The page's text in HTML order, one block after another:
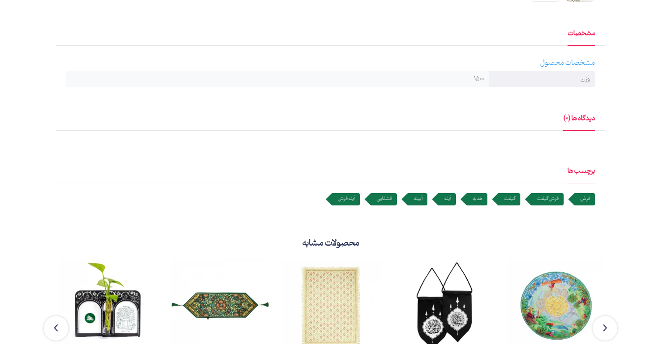
مشخصات
مشخصات محصول
وزن 1500
دیدگاه ها (0)
برچسب ها
فرش فرش گیفت گیفت هدیه آینه آیینه قشقایی آینه فرش
محصولات مشابه